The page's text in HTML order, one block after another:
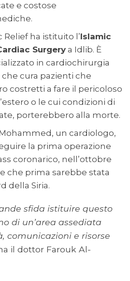
e costose
Relief ha istituito l’Islamic
Surgery a Idlib. È
in cardiochirurgia
cura pazienti che
costretti a fare il pericoloso
o le cui condizioni di
porterebbero alla morte.
un cardiologo,
la prima operazione
coronarico, nell’ottobre
che prima sarebbe stata
della Siria.
sfida istituire questo
di un’area assediata
comunicazioni e risorse
il dottor Farouk Al-